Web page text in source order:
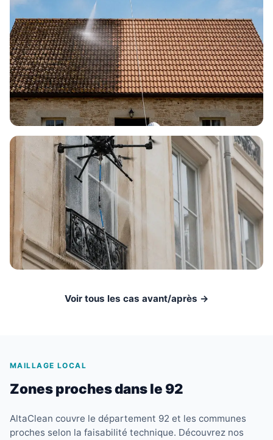
Voir tous les cas avant/après →
MAILLAGE LOCAL
Zones proches dans le 92
AltaClean couvre le département 92 et les communes
proches selon la faisabilité technique. Découvrez nos